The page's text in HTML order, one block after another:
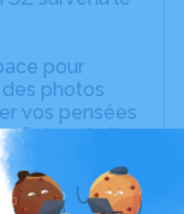
pour
photos
vos pensées
Cet endroit
la